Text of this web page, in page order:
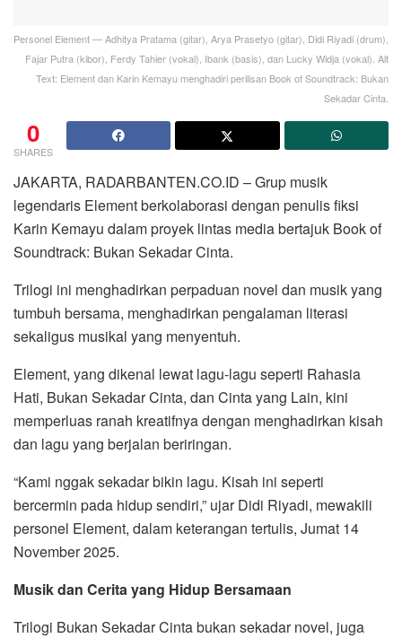
Personel Element — Adhitya Pratama (gitar), Arya Prasetyo (gitar), Didi Riyadi (drum),
Fajar Putra (kibor), Ferdy Tahier (vokal), Ibank (basis), dan Lucky Widja (vokal). Alt
Text: Element dan Karin Kemayu menghadiri perilisan Book of Soundtrack: Bukan
Sekadar Cinta.
0
SHARES
JAKARTA, RADARBANTEN.CO.ID – Grup musik
legendaris Element berkolaborasi dengan penulis fiksi
Karin Kemayu dalam proyek lintas media bertajuk Book of
Soundtrack: Bukan Sekadar Cinta.
Trilogi ini menghadirkan perpaduan novel dan musik yang
tumbuh bersama, menghadirkan pengalaman literasi
sekaligus musikal yang menyentuh.
Element, yang dikenal lewat lagu-lagu seperti Rahasia
Hati, Bukan Sekadar Cinta, dan Cinta yang Lain, kini
memperluas ranah kreatifnya dengan menghadirkan kisah
dan lagu yang berjalan beriringan.
“Kami nggak sekadar bikin lagu. Kisah ini seperti
bercermin pada hidup sendiri,” ujar Didi Riyadi, mewakili
personel Element, dalam keterangan tertulis, Jumat 14
November 2025.
Musik dan Cerita yang Hidup Bersamaan
Trilogi Bukan Sekadar Cinta bukan sekadar novel, juga